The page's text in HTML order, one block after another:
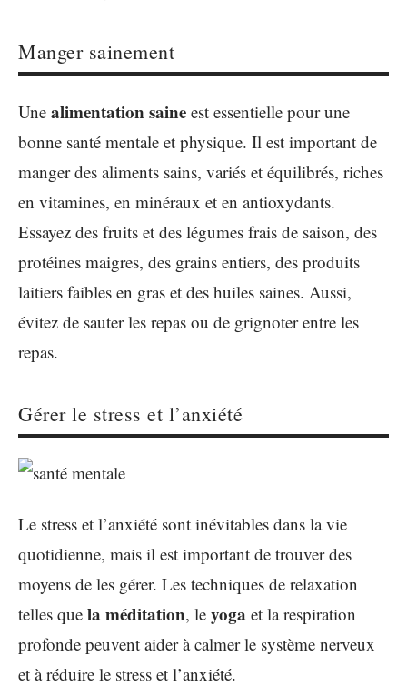
Manger sainement
Une alimentation saine est essentielle pour une
bonne santé mentale et physique. Il est important de
manger des aliments sains, variés et équilibrés, riches
en vitamines, en minéraux et en antioxydants.
Essayez des fruits et des légumes frais de saison, des
protéines maigres, des grains entiers, des produits
laitiers faibles en gras et des huiles saines. Aussi,
évitez de sauter les repas ou de grignoter entre les
repas.
Gérer le stress et l’anxiété
Le stress et l’anxiété sont inévitables dans la vie
quotidienne, mais il est important de trouver des
moyens de les gérer. Les techniques de relaxation
telles que la méditation, le yoga et la respiration
profonde peuvent aider à calmer le système nerveux
et à réduire le stress et l’anxiété.